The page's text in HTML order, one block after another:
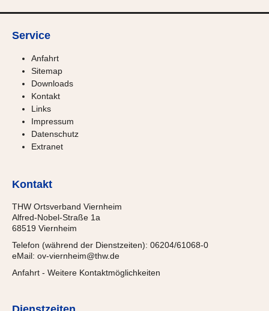
Service
Anfahrt
Sitemap
Downloads
Kontakt
Links
Impressum
Datenschutz
Extranet
Kontakt
THW Ortsverband Viernheim
Alfred-Nobel-Straße 1a
68519 Viernheim
Telefon (während der Dienstzeiten): 06204/61068-0
eMail: ov-viernheim@thw.de
Anfahrt - Weitere Kontaktmöglichkeiten